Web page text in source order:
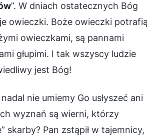
”. W dniach ostatecznych Bóg
owieczki. Boże owieczki potrafią
owieczkami, są pannami
głupimi. I tak wszyscy ludzie
jest Bóg!
nie umiemy Go usłyszeć ani
wyznań są wierni, którzy
skarby? Pan zstąpił w tajemnicy,